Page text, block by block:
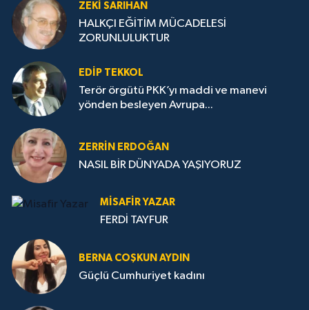
ZEKI SARIHAN
HALKÇI EĞİTİM MÜCADELESİ
ZORUNLULUKTUR
EDIP TEKKOL
Terör örgütü PKK’yı maddi ve manevi
yönden besleyen Avrupa...
ZERRIN ERDOĞAN
NASIL BİR DÜNYADA YAŞIYORUZ
MISAFIR YAZAR
FERDİ TAYFUR
BERNA COŞKUN AYDIN
Güçlü Cumhuriyet kadını